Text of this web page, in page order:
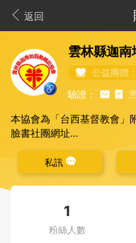
返回
雲林縣迦
公益團體
驗證：
本協會為「台西基督教會」
臉書社團網址
戶名：雲林縣迦南地弱勢輔
郵政劃撥帳號：22669568(
本協會成立於中華民國97年
經雲林縣政府97/08/25府
本會任務如下：
一、就學輔助：招募愛心專
私訊
1
粉絲人數